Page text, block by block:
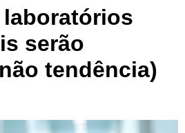
serão
tendência)